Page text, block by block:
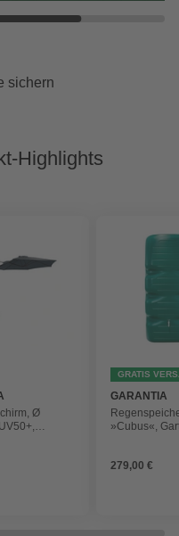
Markt abholen
Highlights
Ø
GRATIS
GARANTIA
»Cubus«,
279,00 €